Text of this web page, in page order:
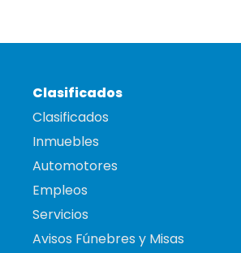
Clasificados
Clasificados
Inmuebles
Automotores
Empleos
Servicios
Avisos Fúnebres y Misas